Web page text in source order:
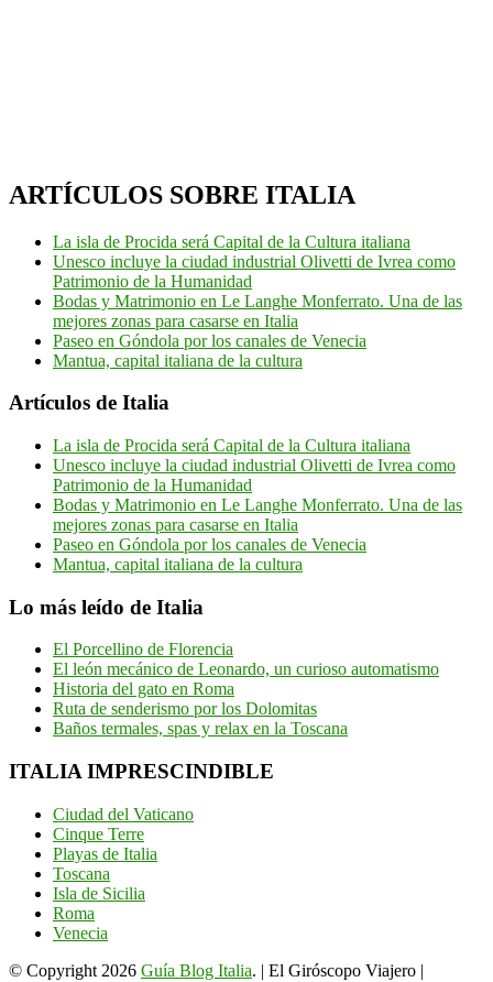
ARTÍCULOS SOBRE ITALIA
La isla de Procida será Capital de la Cultura italiana
Unesco incluye la ciudad industrial Olivetti de Ivrea como
Patrimonio de la Humanidad
Bodas y Matrimonio en Le Langhe Monferrato. Una de las
mejores zonas para casarse en Italia
Paseo en Góndola por los canales de Venecia
Mantua, capital italiana de la cultura
Artículos de Italia
La isla de Procida será Capital de la Cultura italiana
Unesco incluye la ciudad industrial Olivetti de Ivrea como
Patrimonio de la Humanidad
Bodas y Matrimonio en Le Langhe Monferrato. Una de las
mejores zonas para casarse en Italia
Paseo en Góndola por los canales de Venecia
Mantua, capital italiana de la cultura
Lo más leído de Italia
El Porcellino de Florencia
El león mecánico de Leonardo, un curioso automatismo
Historia del gato en Roma
Ruta de senderismo por los Dolomitas
Baños termales, spas y relax en la Toscana
ITALIA IMPRESCINDIBLE
Ciudad del Vaticano
Cinque Terre
Playas de Italia
Toscana
Isla de Sicilia
Roma
Venecia
© Copyright 2026 Guía Blog Italia. | El Giróscopo Viajero |